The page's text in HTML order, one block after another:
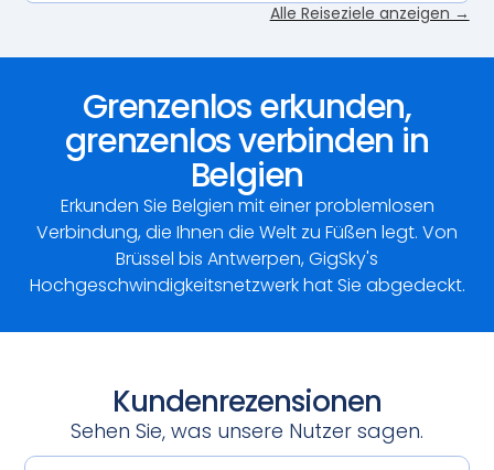
Alle Reiseziele anzeigen →
Grenzenlos erkunden,
grenzenlos verbinden in
Belgien
Erkunden Sie Belgien mit einer problemlosen
Verbindung, die Ihnen die Welt zu Füßen legt. Von
Brüssel bis Antwerpen, GigSky's
Hochgeschwindigkeitsnetzwerk hat Sie abgedeckt.
Kundenrezensionen
Sehen Sie, was unsere Nutzer sagen.